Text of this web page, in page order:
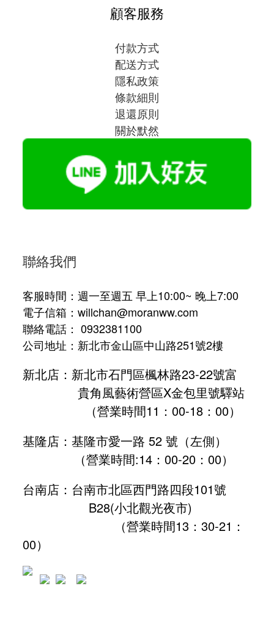
顧客服務
付款方式
配送方式
隱私政策
條款細則
退還原則
關於默然
聯絡我們
客服時間：週一至週五 早上10:00~ 晚上7:00
電子信箱：willchan@moranww.com
聯絡電話： 0932381100
公司地址：新北市金山區中山路251號2樓
新北店：新北市石門區楓林路23-22號富
貴角風藝術營區X金包里號驛站
（營業時間11：00-18：00）
基隆店：基隆市愛一路 52 號（左側）
（營業時間:14：00-20：00）
台南店：台南市北區西門路四段101號
B28(小北觀光夜市)
（營業時間13：30-21：
00）